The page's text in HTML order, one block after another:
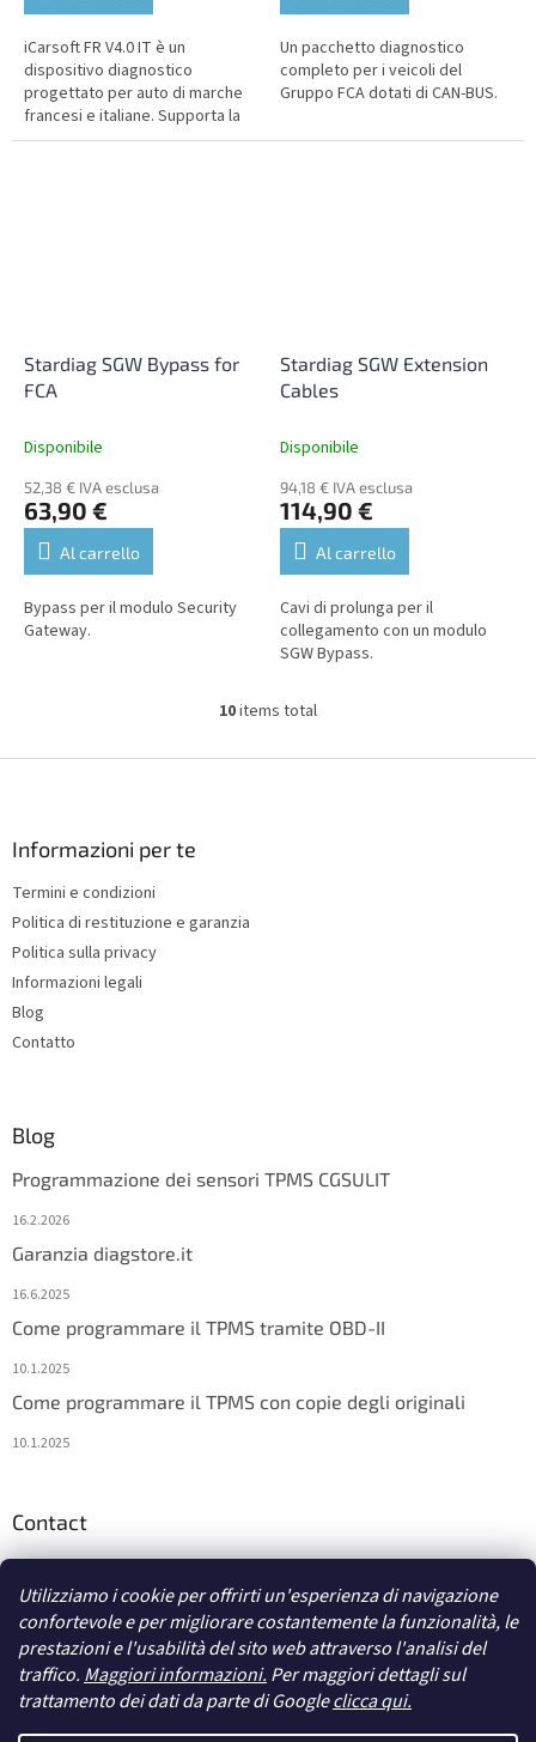
Utilizziamo i cookie per offrirti un'esperienza di navigazione
confortevole e per migliorare costantemente la funzionalità, le
prestazioni e l'usabilità del sito web attraverso l'analisi del
traffico. Maggiori informazioni. Per maggiori dettagli sul
trattamento dei dati da parte di Googleclicca qui.
iCarsoft FR V4.0 IT è un
dispositivo diagnostico
progettato per auto di marche
francesi e italiane. Supporta la
diagnostica di tutte le
Un pacchetto diagnostico
completo per i veicoli del
Gruppo FCA dotati di CAN-BUS.
Stardiag SGW Bypass for
FCA
Disponibile
52,38 € IVA esclusa
63,90 €
Al carrello
Bypass per il modulo Security
Gateway.
Stardiag SGW Extension
Cables
Disponibile
94,18 € IVA esclusa
114,90 €
Al carrello
Cavi di prolunga per il
collegamento con un modulo
SGW Bypass.
L
s
10items total
Informazioni per te
Termini e condizioni
Politica di restituzione e garanzia
Politica sulla privacy
Informazioni legali
Blog
Contatto
Blog
Programmazione dei sensori TPMS CGSULIT
16.2.2026
Garanzia diagstore.it
16.6.2025
Come programmare il TPMS tramite OBD-II
10.1.2025
Come programmare il TPMS con copie degli originali
10.1.2025
Contact